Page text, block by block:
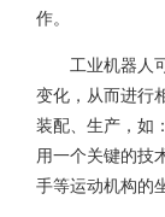
作。
工业机器人可
变化，从而进行
装配、生产，如
用一个关键的技
手等运动机构的